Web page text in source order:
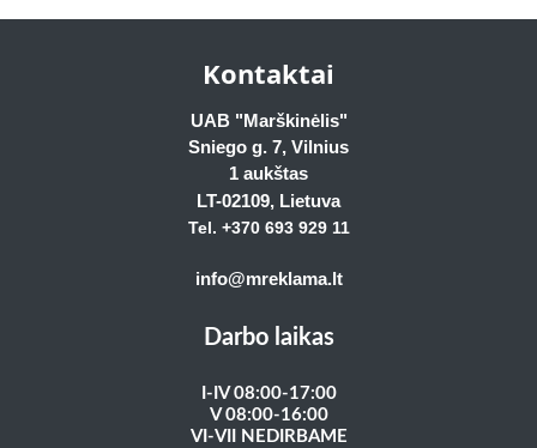
Kontaktai
UAB "Marškinėlis"
Sniego g. 7, Vilnius
1 aukštas
LT-02109, Lietuva
Tel. +370 693 929 11
info@mreklama.lt
Darbo laikas
I-IV 08:00-17:00
V 08:00-16:00
VI-VII NEDIRBAME